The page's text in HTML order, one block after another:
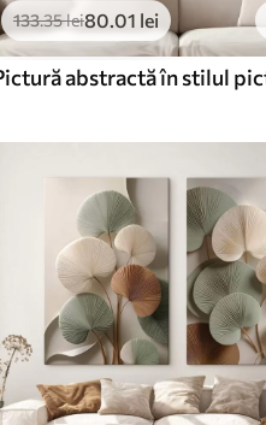
133.35lei80.01 lei